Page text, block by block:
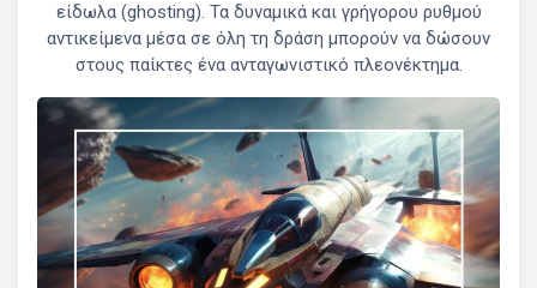
είδωλα (ghosting). Τα δυναμικά και γρήγορου ρυθμού
αντικείμενα μέσα σε όλη τη δράση μπορούν να δώσουν
στους παίκτες ένα ανταγωνιστικό πλεονέκτημα.